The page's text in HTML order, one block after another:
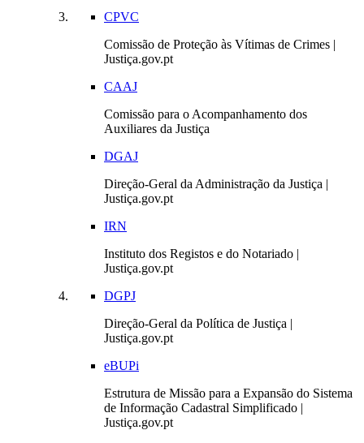
CPVC
Comissão de Proteção às Vítimas de Crimes |
Justiça.gov.pt
CAAJ
Comissão para o Acompanhamento dos
Auxiliares da Justiça
DGAJ
Direção-Geral da Administração da Justiça |
Justiça.gov.pt
IRN
Instituto dos Registos e do Notariado |
Justiça.gov.pt
DGPJ
Direção-Geral da Política de Justiça |
Justiça.gov.pt
eBUPi
Estrutura de Missão para a Expansão do Sistema
de Informação Cadastral Simplificado |
Justiça.gov.pt